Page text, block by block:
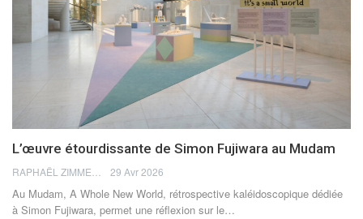
L’œuvre étourdissante de Simon Fujiwara au Mudam
29 Avr 2026
Au Mudam, A Whole New World, rétrospective kaléidoscopique dédiée
à Simon Fujiwara, permet une réflexion sur le…